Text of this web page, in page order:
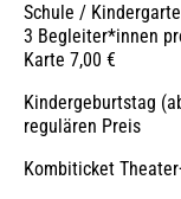
Schule /
3 Begleiter*innen
Karte 7,00 €
Kindergeburtstag
regulären Preis
Kombiticket